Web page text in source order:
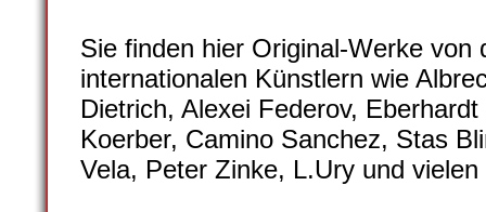
Sie finden hier Original-Werke von
internationalen Künstlern wie
Dietrich, Alexei Federov,
Koerber, Camino Sanchez, Stas
Vela, Peter Zinke, L.Ury und